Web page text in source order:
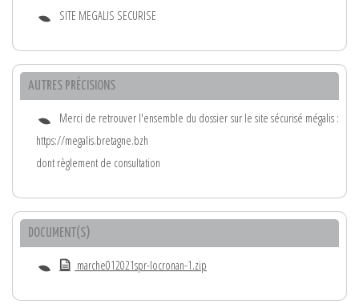
SITE MEGALIS SECURISE
AUTRES PRÉCISIONS
Merci de retrouver l'ensemble du dossier sur le site sécurisé mégalis :
https://megalis.bretagne.bzh
dont règlement de consultation
DOCUMENT(S)
marche012021spr-locronan-1.zip